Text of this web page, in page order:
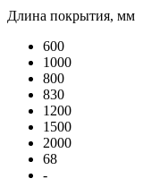
Длина покрытия, мм
600
1000
800
830
1200
1500
2000
68
-